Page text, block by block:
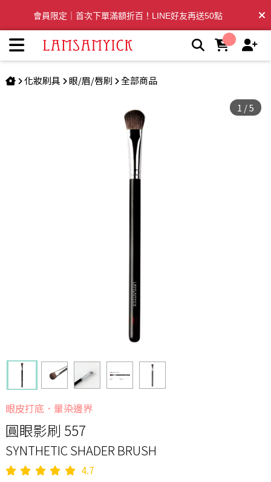
會員限定｜首次下單滿額折百！LINE好友再送50點
全台滿千免運🛒訂單付款後3~5日內出貨
化妝刷具 眼/眉/唇刷 全部商品
1 /5
眼皮打底．暈染邊界
圓眼影刷 557
SYNTHETIC SHADER BRUSH
4.7